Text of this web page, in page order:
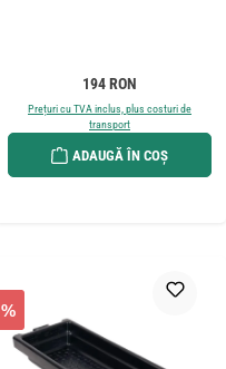
Preț obișnuit:
194 RON
Prețuri cu TVA inclus, plus costuri de
transport
ADAUGĂ ÎN COȘ
%